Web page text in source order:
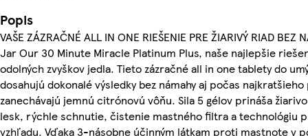
Popis
VAŠE ZÁZRAČNÉ ALL IN ONE RIEŠENIE PRE ŽIARIVÝ RIAD BEZ
Jar Our 30 Minute Miracle Platinum Plus, naše najlepšie
odolných zvyškov jedla. Tieto zázračné all in one tablety do
dosahujú dokonalé výsledky bez námahy aj počas
zanechávajú jemnú citrónovú vôňu. Sila 5 gélov prináša
lesk, rýchle schnutie, čistenie mastného filtra a technológiu
vzhľadu. Vďaka 3-násobne účinným látkam proti mastnote v